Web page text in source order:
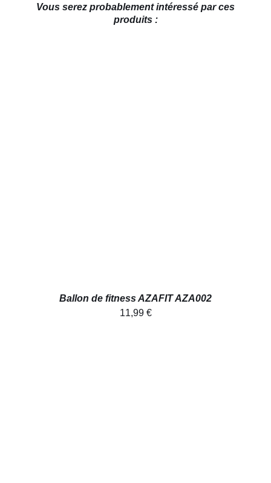
Vous serez probablement intéressé par ces
produits :
Ballon de fitness AZAFIT AZA002
11,99 €